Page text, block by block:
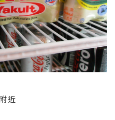
近